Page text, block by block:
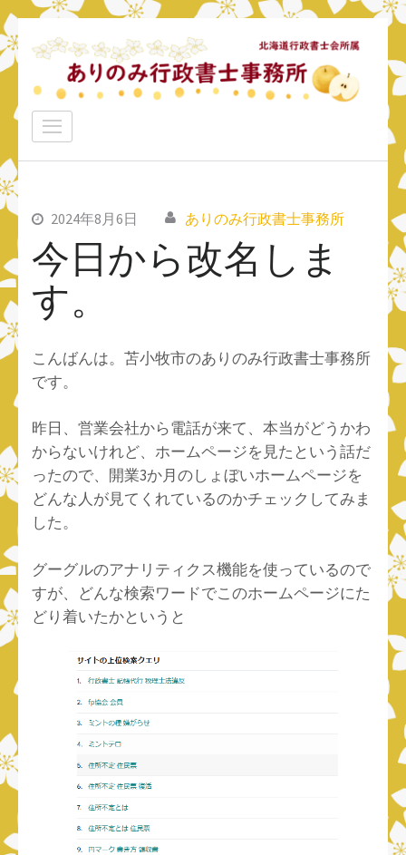
ン
ツ
へ
ス
キ
ッ
プ
(Enter
押
す)
ありのみ行政書士事務所
あなたのナシをアリ！に変えていきたい
2024年8月6日 ありのみ行政書士事務所
今日から改名しま
す。
こんばんは。苫小牧市のありのみ行政書士事務所
です。
昨日、営業会社から電話が来て、本当がどうかわ
からないけれど、ホームページを見たという話だ
ったので、開業3か月のしょぼいホームページを
どんな人が見てくれているのかチェックしてみま
した。
グーグルのアナリティクス機能を使っているので
すが、どんな検索ワードでこのホームページにた
どり着いたかというと